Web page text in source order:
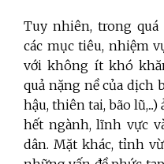
Tuy nhiên, trong
các mục tiêu, nhiệm
với không ít khó
quả nặng nề của dịch
hậu, thiên tai, bão
hết ngành, lĩnh vực
dân. Mặt khác, tỉnh